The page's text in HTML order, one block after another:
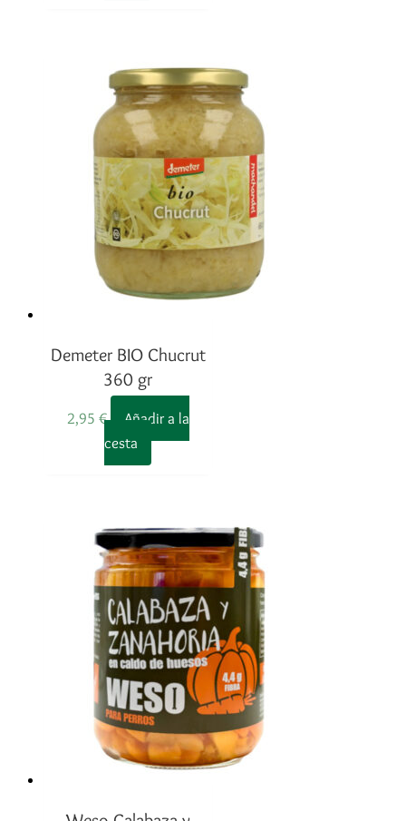
Demeter BIO Chucrut
360 gr
2,95 €
Añadir a la
cesta